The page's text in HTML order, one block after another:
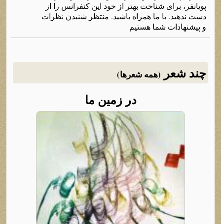
پویانفر، برای شناخت بهتر از خود این کنفرانس را از
دست ندهید. با ما همراه باشید. منتظر شنیدن نظرات
و پیشنهادات شما هستیم
چند شعر (همه شعرها)
در زمین ما